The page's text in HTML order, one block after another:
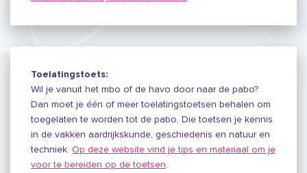
Toelatingstoets:
Wil je vanuit het mbo of de havo door naar de pabo?
Dan moet je één of meer toelatingstoetsen behalen om
toegelaten te worden tot de pabo. Die toetsen je kennis
in de vakken aardrijkskunde, geschiedenis en natuur en
techniek. Op deze website vind je tips en materiaal om je
voor te bereiden op de toetsen.